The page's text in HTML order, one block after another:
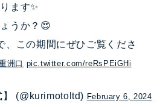
ます✨
うか？😍
、この期間にぜひご覧くださ
洲口 pic.twitter.com/reRsPEiGHi
(@kurimotoltd) February 6, 2024